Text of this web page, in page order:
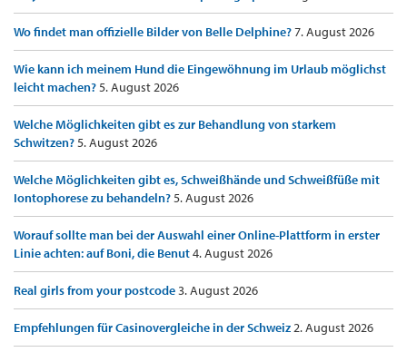
Wo findet man offizielle Bilder von Belle Delphine?7. August 2026
Wie kann ich meinem Hund die Eingewöhnung im Urlaub möglichst
leicht machen?5. August 2026
Welche Möglichkeiten gibt es zur Behandlung von starkem
Schwitzen?5. August 2026
Welche Möglichkeiten gibt es, Schweißhände und Schweißfüße mit
Iontophorese zu behandeln?5. August 2026
Worauf sollte man bei der Auswahl einer Online-Plattform in erster
Linie achten: auf Boni, die Benut4. August 2026
Real girls from your postcode3. August 2026
Empfehlungen für Casinovergleiche in der Schweiz2. August 2026